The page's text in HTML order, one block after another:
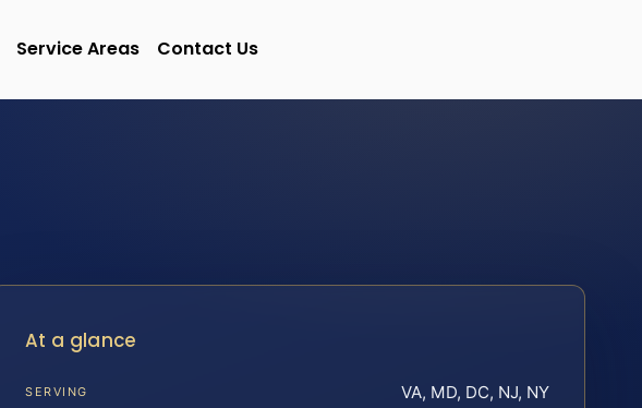
Service Areas Contact Us
At a glance
SERVING VA, MD, DC, NJ, NY